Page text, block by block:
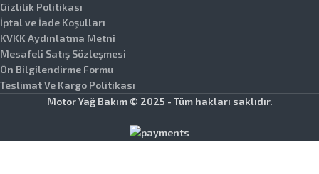
Gizlilik Politikası
İptal ve İade Koşulları
KVKK Aydınlatma Metni
Mesafeli Satış Sözleşmesi
Ön Bilgilendirme Formu
Teslimat Ve Kargo Politikası
Motor Yağ Bakım © 2025 - Tüm hakları saklıdır.